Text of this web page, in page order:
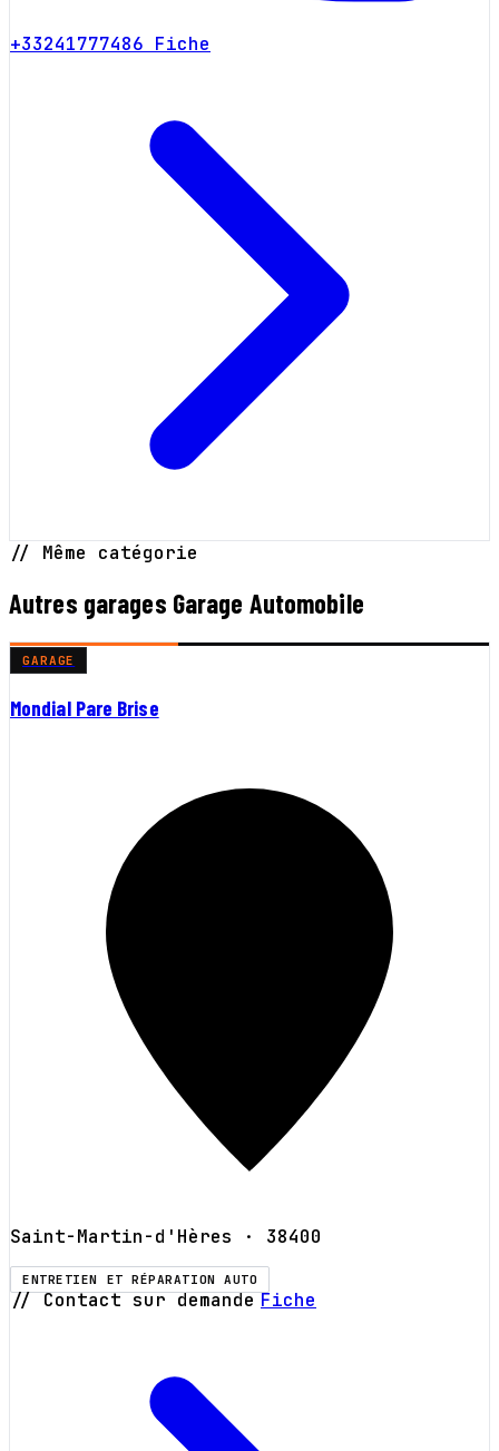
+33241777486 Fiche
// Même catégorie
Autres garages Garage Automobile
GARAGE
Mondial Pare Brise
Saint-Martin-d'Hères · 38400
ENTRETIEN ET RÉPARATION AUTO
// Contact sur demande Fiche